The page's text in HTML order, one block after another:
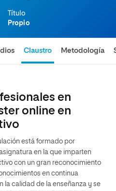
Título
Propio
Claustro Metodología
en
online en
está formado por
en la que imparten
con un gran reconocimiento
en continua
la calidad de la enseñanza y se